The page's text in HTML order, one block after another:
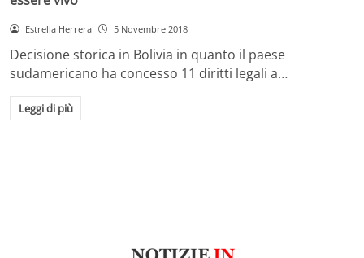
Estrella Herrera 5 Novembre 2018
Decisione storica in Bolivia in quanto il paese
sudamericano ha concesso 11 diritti legali a…
Leggi di più